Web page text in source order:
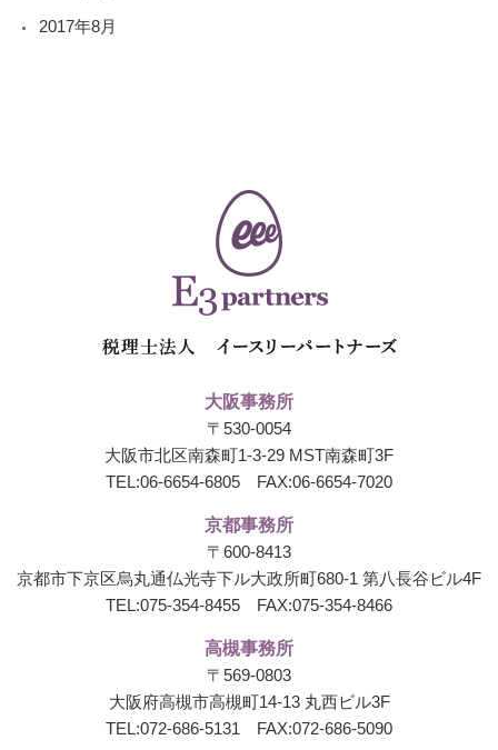
2017年8月
大阪事務所
〒530-0054
大阪市北区南森町1-3-29 MST南森町3F
TEL:06-6654-6805 FAX:06-6654-7020
京都事務所
〒600-8413
京都市下京区烏丸通仏光寺下ル大政所町680-1 第八長谷ビル4F
TEL:075-354-8455 FAX:075-354-8466
高槻事務所
〒569-0803
大阪府高槻市高槻町14-13 丸西ビル3F
TEL:072-686-5131 FAX:072-686-5090